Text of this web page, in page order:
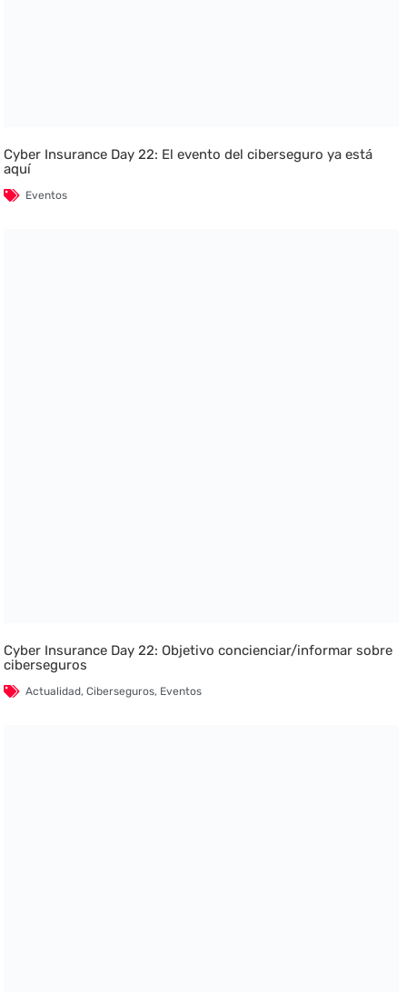
Cyber Insurance Day 22: El evento del ciberseguro ya está
aquí
Eventos
Cyber Insurance Day 22: Objetivo concienciar/informar sobre
ciberseguros
Actualidad,Ciberseguros, Eventos